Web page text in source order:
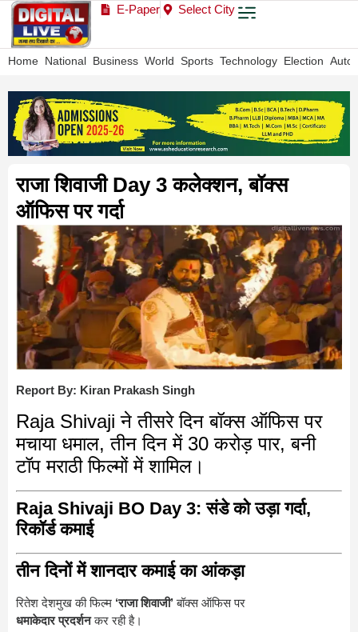
E-Paper Select City
Home National Business World Sports Technology Election Auto
राजा शिवाजी Day 3 कलेक्शन, बॉक्स
ऑफिस पर गर्दा
Report By: Kiran Prakash Singh
Raja Shivaji ने तीसरे दिन बॉक्स ऑफिस पर
मचाया धमाल, तीन दिन में 30 करोड़ पार, बनी
टॉप मराठी फिल्मों में शामिल।
Raja Shivaji BO Day 3: संडे को उड़ा गर्दा,
रिकॉर्ड कमाई
तीन दिनों में शानदार कमाई का आंकड़ा
रितेश देशमुख की फिल्म ‘राजा शिवाजी’बॉक्स ऑफिस पर
धमाकेदार प्रदर्शनकर रही है।